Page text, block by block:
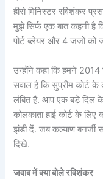
हीरो मिनिस्टर रविशंकर
मुझे सिर्फ एक बात कहनी है
पोर्ट ब्लेयर और 4 जजों को
उन्होंने कहा कि हमने
सवाल है कि सुप्रीम कोर्ट
लंबित हैं. आप एक बड़े दिल
कोलकाता हाई कोर्ट के
झंडी दें. जब कल्याण बनर्जी
दिखे.
जवाब में क्या बोले रविशंकर